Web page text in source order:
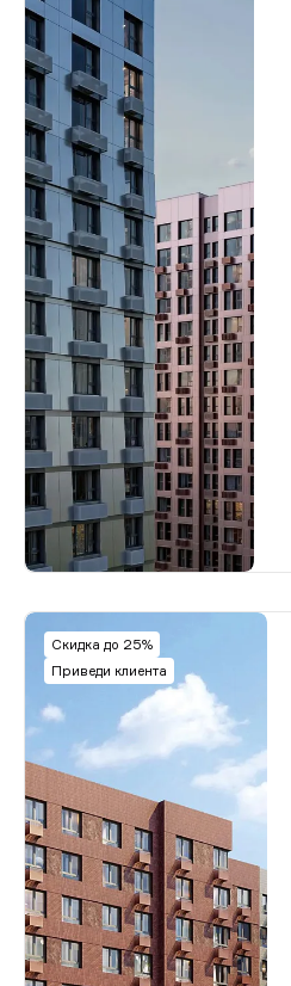
Скидка до 25%
Приведи клиента